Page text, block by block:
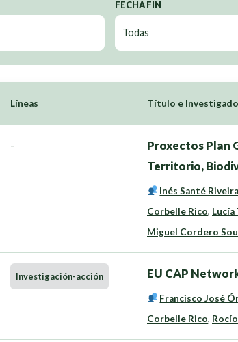
FECHA FIN
Líneas Título e
-
Proxectos Plan
Territorio,
Inés Santé
Corbelle Rico,
Miguel Cordero
Investigación-acción EU CAP
Francisco José
Corbelle Rico,